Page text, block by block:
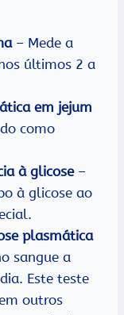
– Mede a
últimos 2 a
em jejum
como
à glicose–
à glicose ao
plasmática
sangue a
Este teste
outros